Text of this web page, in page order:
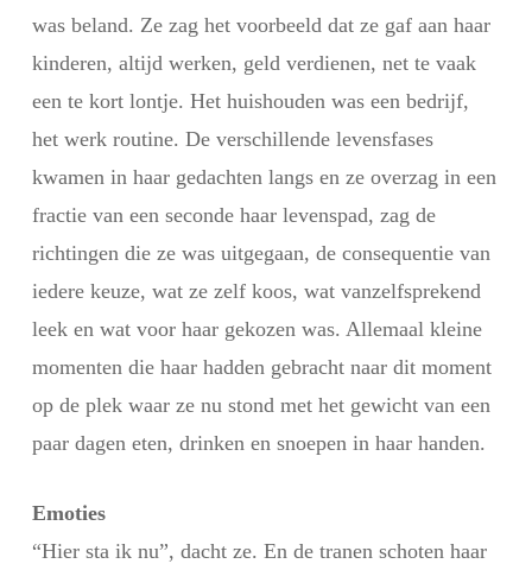
was beland. Ze zag het voorbeeld dat ze gaf aan haar
kinderen, altijd werken, geld verdienen, net te vaak
een te kort lontje. Het huishouden was een bedrijf,
het werk routine. De verschillende levensfases
kwamen in haar gedachten langs en ze overzag in een
fractie van een seconde haar levenspad, zag de
richtingen die ze was uitgegaan, de consequentie van
iedere keuze, wat ze zelf koos, wat vanzelfsprekend
leek en wat voor haar gekozen was. Allemaal kleine
momenten die haar hadden gebracht naar dit moment
op de plek waar ze nu stond met het gewicht van een
paar dagen eten, drinken en snoepen in haar handen.
Emoties
“Hier sta ik nu”, dacht ze. En de tranen schoten haar